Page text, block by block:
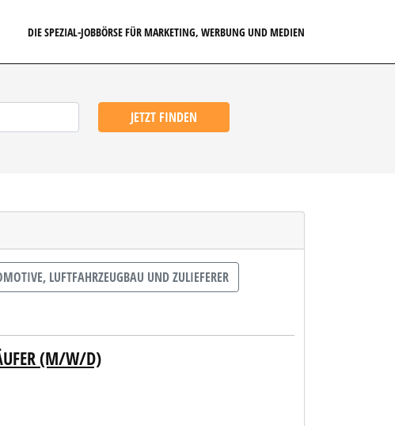
DIE SPEZIAL-JOBBÖRSE FÜR MARKETING, WERBUNG UND MEDIEN
JETZT FINDEN
LUFTFAHRZEUGBAU UND ZULIEFERER
(M/W/D)